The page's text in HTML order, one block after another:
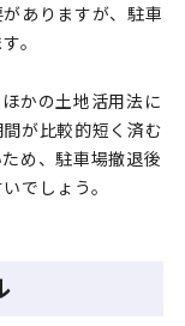
ありますが、駐車
。
かの土地活用法に
が比較的短く済む
め、駐車場撤退後
でしょう。